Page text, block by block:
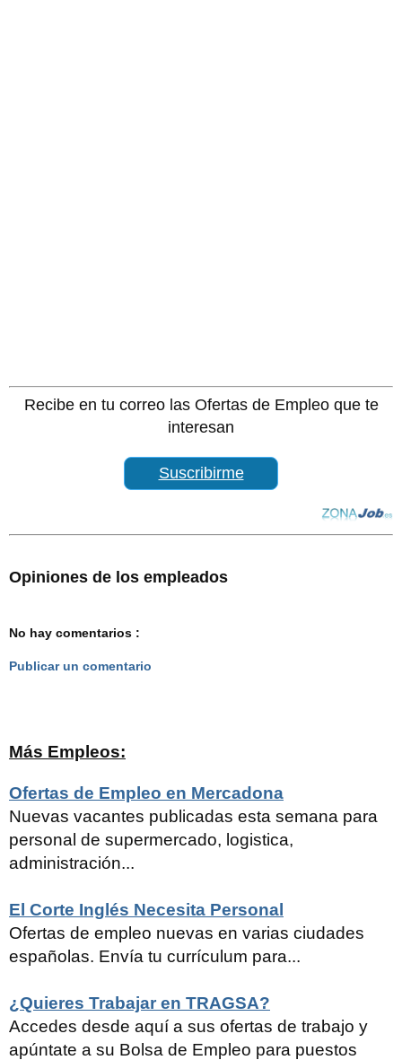
Recibe en tu correo las Ofertas de Empleo que te
interesan
Suscribirme
Opiniones de los empleados
No hay comentarios :
Publicar un comentario
Más Empleos:
Ofertas de Empleo en Mercadona
Nuevas vacantes publicadas esta semana para
personal de supermercado, logistica,
administración...
El Corte Inglés Necesita Personal
Ofertas de empleo nuevas en varias ciudades
españolas. Envía tu currículum para...
¿Quieres Trabajar en TRAGSA?
Accedes desde aquí a sus ofertas de trabajo y
apúntate a su Bolsa de Empleo para puestos